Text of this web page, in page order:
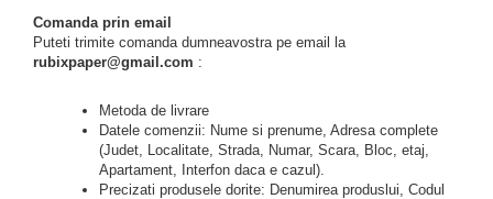
Comanda prin email
Puteti trimite comanda dumneavostra pe email la
rubixpaper@gmail.com :
Metoda de livrare
Datele comenzii: Nume si prenume, Adresa complete
(Judet, Localitate, Strada, Numar, Scara, Bloc, etaj,
Apartament, Interfon daca e cazul).
Precizati produsele dorite: Denumirea produslui, Codul